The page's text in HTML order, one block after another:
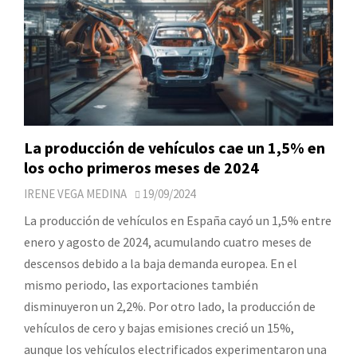
La producción de vehículos cae un 1,5% en
los ocho primeros meses de 2024
IRENE VEGA MEDINA 19/09/2024
La producción de vehículos en España cayó un 1,5% entre
enero y agosto de 2024, acumulando cuatro meses de
descensos debido a la baja demanda europea. En el
mismo periodo, las exportaciones también
disminuyeron un 2,2%. Por otro lado, la producción de
vehículos de cero y bajas emisiones creció un 15%,
aunque los vehículos electrificados experimentaron una